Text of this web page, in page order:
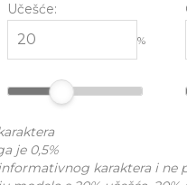
Učešće:
%
je 0,5%
karaktera i ne